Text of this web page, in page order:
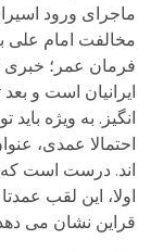
ماجرای ورود
مخالفت امام علی
فرمان عمر؛ خبری
ایرانیان است و
انگیز. به ویژه
احتمالا عمدی،
اند. درست است
اولا، این لقب
قراین نشان می